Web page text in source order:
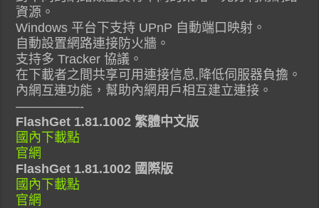
資源。
Windows 平台下支持 UPnP 自動端口映射。
自動設置網路連接防火牆。
支持多 Tracker 協議。
在下載者之間共享可用連接信息,降低伺服器負擔。
內網互連功能，幫助內網用戶相互建立連接。
—————-
FlashGet 1.81.1002 繁體中文版
國內下載點
官網
FlashGet 1.81.1002 國際版
國內下載點
官網